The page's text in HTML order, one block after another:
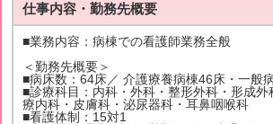
仕事内容・勤務先概要
■業務内容：病棟での看護師業務全般
＜勤務先概要＞
■病床数：64床／ 介護療養病棟46床・一般
■診療科目：内科・外科・整形外科・形成外
療内科・皮膚科・泌尿器科・耳鼻咽喉科
■看護体制：15対1